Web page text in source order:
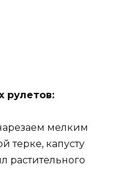
рулетов:
мелким
терке, капусту
растительного